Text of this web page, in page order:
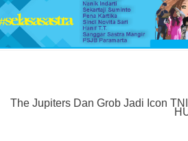
The Jupiters Dan Grob Jadi Icon